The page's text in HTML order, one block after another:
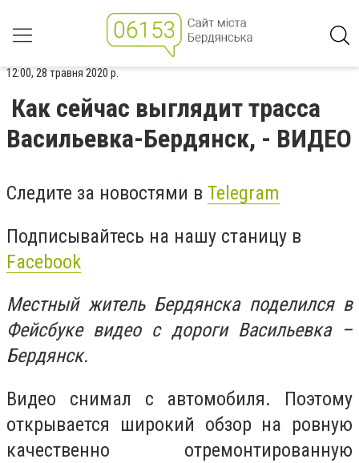
12:00, 28 травня 2020 р.
Как сейчас выглядит трасса
Васильевка-Бердянск, - ВИДЕО
Следите за новостями в Telegram
Подписывайтесь на нашу станицу в
Facebook
Местный житель Бердянска поделился в
Фейсбуке видео с дороги Васильевка –
Бердянск.
Видео снимал с автомобиля. Поэтому
открывается широкий обзор на ровную
качественно отремонтированную